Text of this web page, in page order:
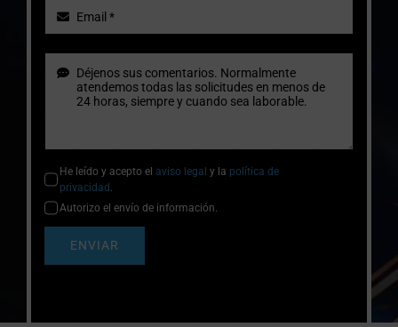
He leído y acepto el aviso legal y la política de
privacidad .
Autorizo el envío de información.
ENVIAR